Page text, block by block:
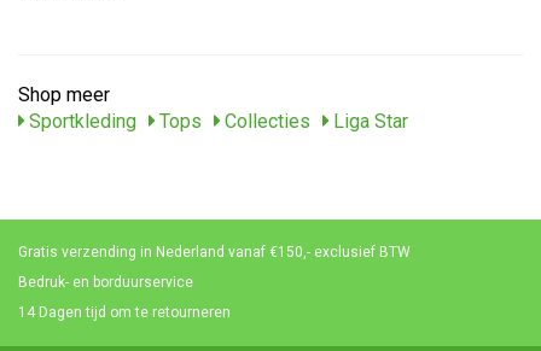
Shop meer
Sportkleding
Tops Collecties Liga Star
Gratis verzending in Nederland vanaf €150,- exclusief BTW
Bedruk- en borduurservice
14 Dagen tijd om te retourneren